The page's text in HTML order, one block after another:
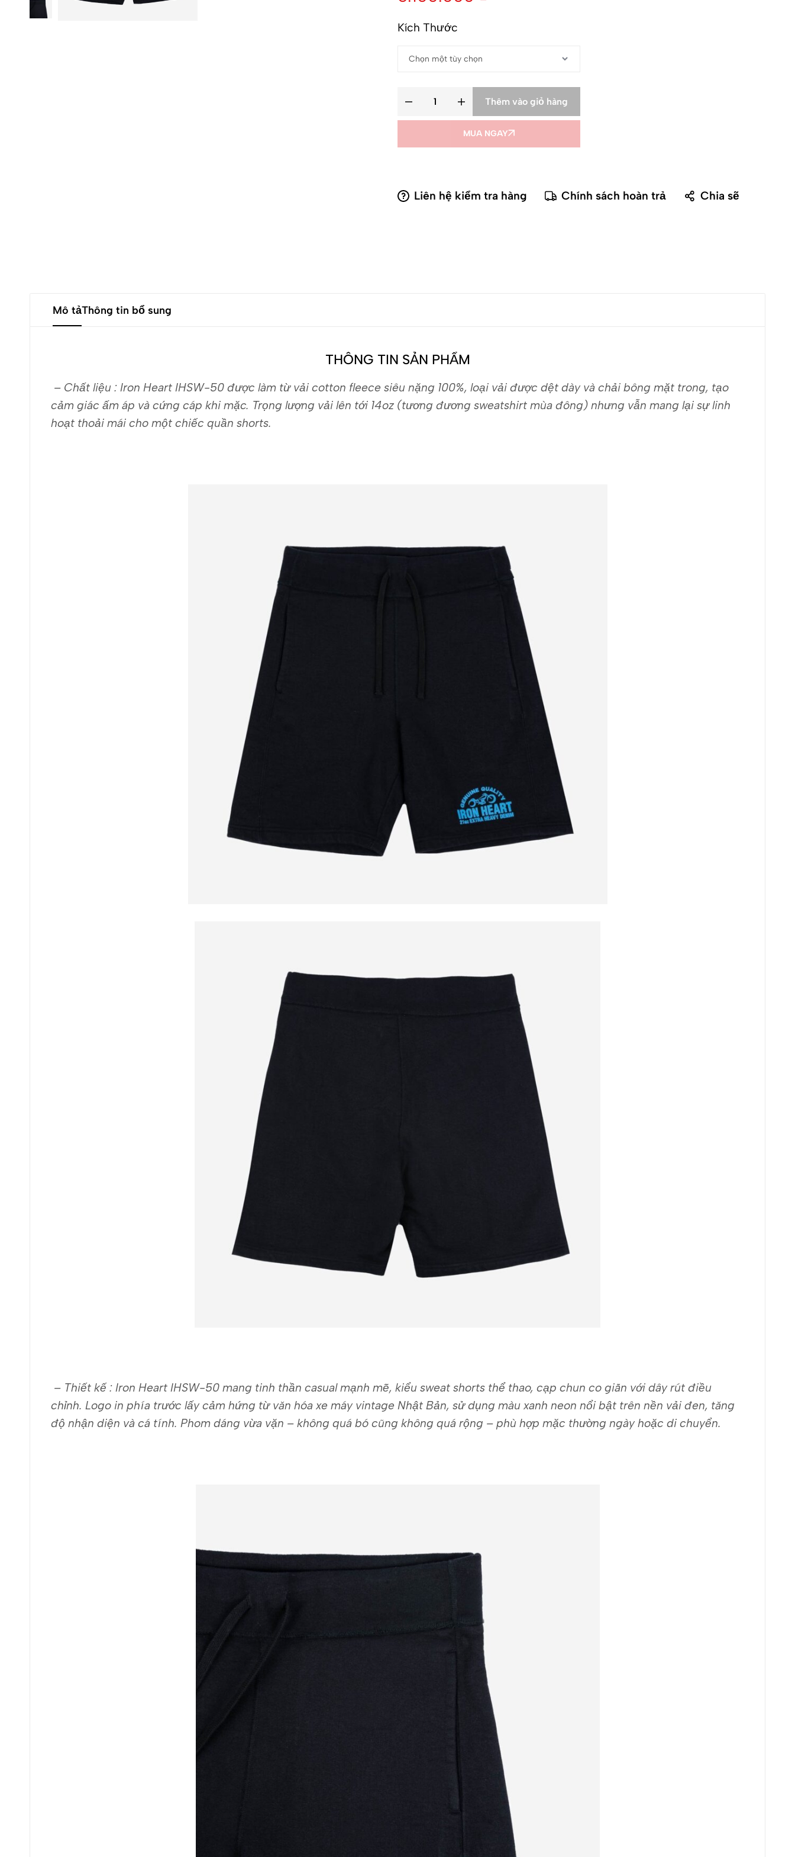
Kích Thước
Thêm vào giỏ hàng
MUA NGAY
Liên hệ kiểm tra hàng Chính sách hoàn trả Chia sẽ
Mô tảThông tin bổ sung
THÔNG TIN SẢN PHẨM
– Chất liệu : Iron Heart IHSW-50 được làm từ vải cotton fleece siêu nặng 100%, loại vải được dệt dày và chải bông mặt trong, tạo
cảm giác ấm áp và cứng cáp khi mặc. Trọng lượng vải lên tới 14oz (tương đương sweatshirt mùa đông) nhưng vẫn mang lại sự linh
hoạt thoải mái cho một chiếc quần shorts.
– Thiết kế : Iron Heart IHSW-50 mang tinh thần casual mạnh mẽ, kiểu sweat shorts thể thao, cạp chun co giãn với dây rút điều
chỉnh. Logo in phía trước lấy cảm hứng từ văn hóa xe máy vintage Nhật Bản, sử dụng màu xanh neon nổi bật trên nền vải đen, tăng
độ nhận diện và cá tính. Phom dáng vừa vặn – không quá bó cũng không quá rộng – phù hợp mặc thường ngày hoặc di chuyển.